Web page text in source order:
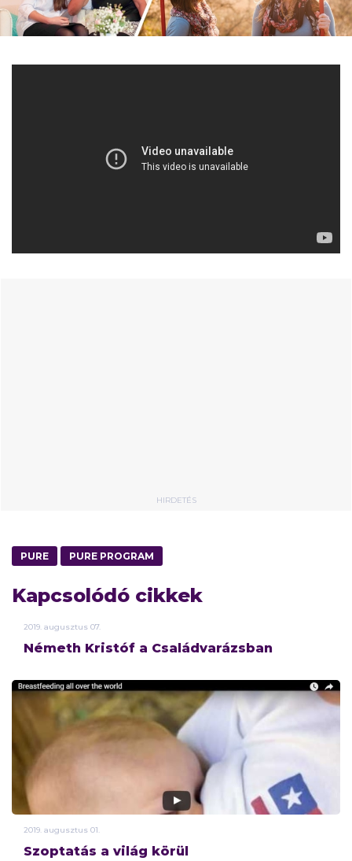
HIRDETÉS
PURE PURE PROGRAM
Kapcsolódó cikkek
2019. augusztus 07.
Németh Kristóf a Családvarázsban
2019. augusztus 01.
Szoptatás a világ körül